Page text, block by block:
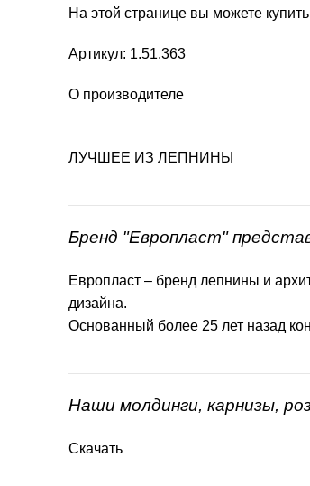
На этой странице вы можете
Артикул: 1.51.363
О производителе
ЛУЧШЕЕ ИЗ ЛЕПНИНЫ
Бренд "Европласт"
Европласт – бренд лепнины и
дизайна.
Основанный более 25 лет назад
Наши молдинги, карнизы,
Скачать